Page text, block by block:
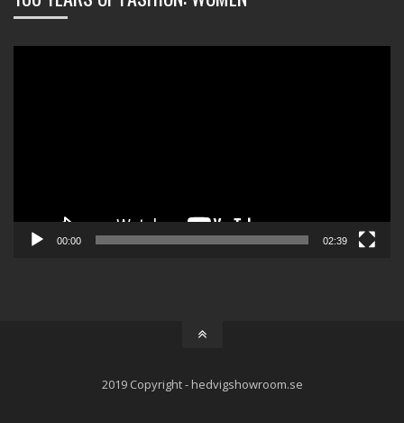
00:00 02:39
2019 Copyright - hedvigshowroom.se